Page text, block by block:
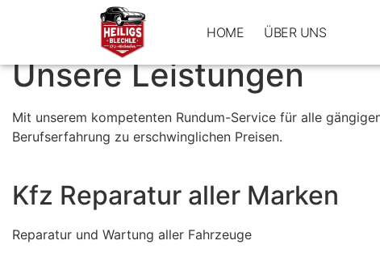
HOME ÜBER UNS
KFZ – Service in Denkendorf bei Esslingen
Unsere Leistungen
Mit unserem kompetenten Rundum-Service für alle
Berufserfahrung zu erschwinglichen Preisen.
Kfz Reparatur aller Marken
Reparatur und Wartung aller Fahrzeuge